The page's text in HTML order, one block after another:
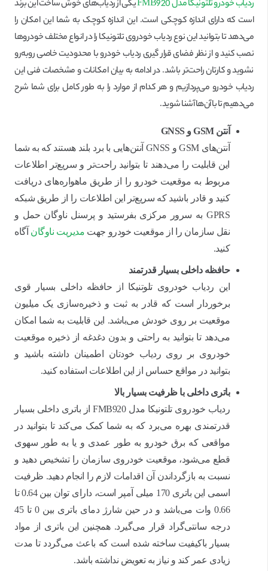
ردیاب خودرو تلتونیکا مدل FMB920
یکی از ردیاب‌های خوش ساخت این برند
است که دارای اندازه کوچکی است. این اندازه کوچک به شما این امکان را
می‌دهد تا بتوانید این نوع ردیاب خودروی تلتونیکا را در انواع مختلف خودروها
نصب کنید و از نظر فضای قرار گیری ردیاب خودرو با محدودیت خاصی رو‌به‌رو
نشوید و کارتان راحت‌تر باشد. در ادامه به بیان امکانات و مشخصات فنی این
ردیاب خودرو می‌پردازیم و هر کدام از موارد را به طور کامل برای شما شرح
می‌دهیم تا با آن‌ها آشنا شوید.
آنتنGSMوGNSS
آنتن‌های GSM و GNSS آنتن‌هایی با برد بلند هستند که به شما
این قابلیت را می‌دهند تا بتوانید راحت‌تر و سریع‌تر اطلاعات
مربوط به موقعیت خودرو را از طریق ماهواره‌های دریافت
کنید و قادر باشید که سریع‌تر این اطلاعات را از طریق شبکه
GPRS به سرور مرکزی بفرستید و پرسنل ناوگان حمل و
نقل سازمان را از موقعیت خودرو جهت مدیریت ناوگان آگاه
کنید.
حافظه داخلی بسیار قدرتمند
این ردیاب خودروی تلوتنیکا از حافظه داخلی بسیار قوی
برخوردار است که قادر به ثبت و ذخیره‌سازی یک میلیون
موقعیت بر روی خودش می‌باشد. این قابلیت به شما امکان
می‌دهد تا بتوانید به راحتی و بدون دغدغه از ذخیره موقعیت
خودروی بر روی ردیاب خودتان اطمینان داشته باشید و
بتوانید در مواقع حساس از این اطلاعات استفاده کنید.
باتری داخلی با ظرفیت بسیار بالا
ردیاب خودروی تلتونیکا مدل FMB920 از باتری داخلی بسیار
قدرتمندی بهره می‌برد که به شما کمک می‌کند تا بتوانید در
مواقعی که برق خودرو به طور عمدی و یا به طور سهوی
قطع می‌شود، موقعیت خودروی سازمان را تشخیص دهید و
نسبت به بازگرداندن آن اقدامات لازم را انجام دهید. ظرفیت
اسمی این باتری 170 میلی آمپر است، دارای توان بین 0.64 تا
0.66 وات می‌باشد و در حین شارژ دمای باتری بین 0 تا 45
درجه سانتی‌گراد قرار می‌گیرد. همچنین این باتری از مواد
بسیار باکیفیت ساخته شده است که باعث می‌گردد تا مدت
زیادی عمر کند و نیاز به تعویض نداشته باشد.